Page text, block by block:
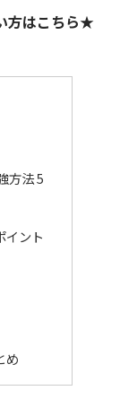
方はこちら★
方法 5
イント
め